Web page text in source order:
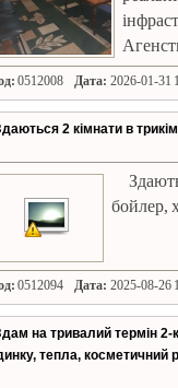
0512008 Дата: 2026-01-31
2 кімнати в
бойлер,
0512094 Дата: 2025-08-26
на тривалий термін 2-
тепла, косметичний